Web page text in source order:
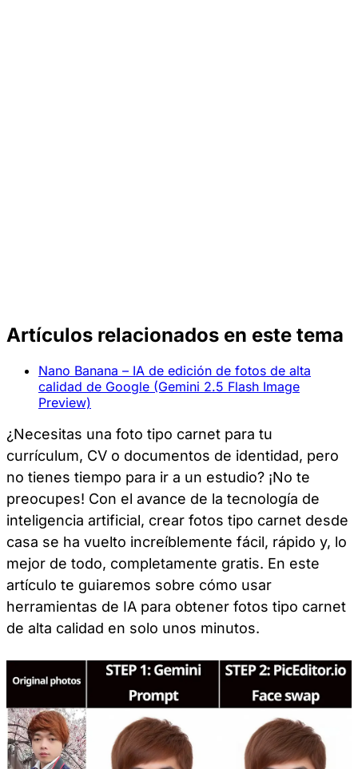
Artículos relacionados en este tema
Nano Banana – IA de edición de fotos de alta
calidad de Google (Gemini 2.5 Flash Image
Preview)
¿Necesitas una foto tipo carnet para tu
currículum, CV o documentos de identidad, pero
no tienes tiempo para ir a un estudio? ¡No te
preocupes! Con el avance de la tecnología de
inteligencia artificial, crear fotos tipo carnet desde
casa se ha vuelto increíblemente fácil, rápido y, lo
mejor de todo, completamente gratis. En este
artículo te guiaremos sobre cómo usar
herramientas de IA para obtener fotos tipo carnet
de alta calidad en solo unos minutos.